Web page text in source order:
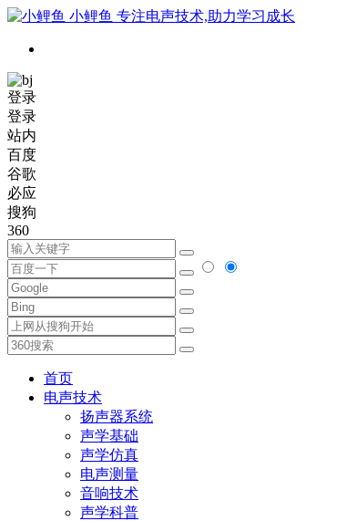
小鲤鱼 专注电声技术,助力学习成长
登录
登录
站内
百度
谷歌
必应
搜狗
360
首页
电声技术
扬声器系统
声学基础
声学仿真
电声测量
音响技术
声学科普